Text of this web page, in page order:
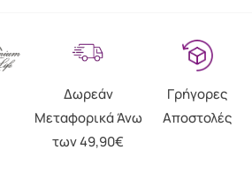
Δωρεάν
Μεταφορικά Άνω
των 49,90€
Γρήγορες
Αποστολές